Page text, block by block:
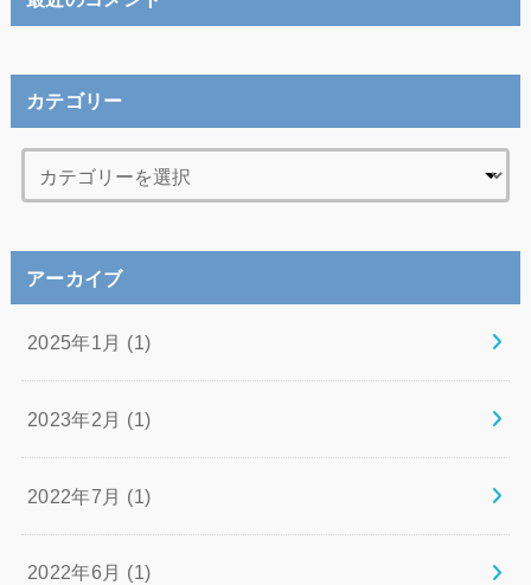
カテゴリー
アーカイブ
2025年1月 (1)
2023年2月 (1)
2022年7月 (1)
2022年6月 (1)